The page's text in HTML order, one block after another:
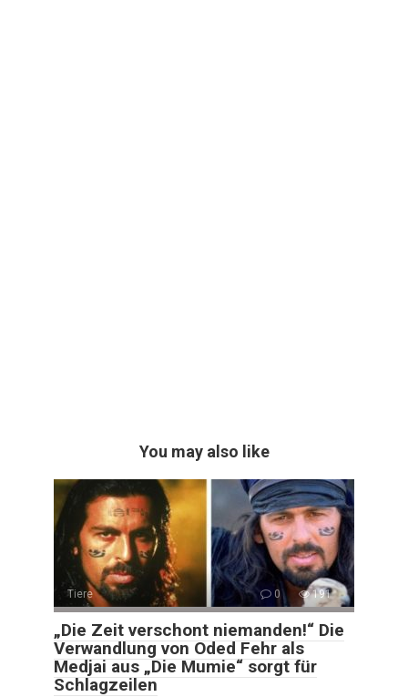
You may also like
Tiere 0 191
„Die Zeit verschont niemanden!“ Die
Verwandlung von Oded Fehr als
Medjai aus „Die Mumie“ sorgt für
Schlagzeilen